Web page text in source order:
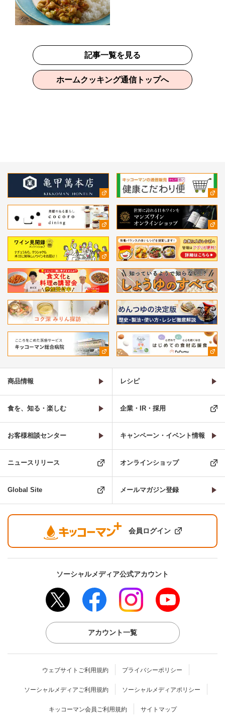
記事一覧を見る
ホームクッキング通信トップへ
商品情報 レシピ
食を、知る・楽しむ 企業・IR・採用
お客様相談センター キャンペーン・イベント情報
ニュースリリース オンラインショップ
Global Site メールマガジン登録
会員ログイン
ソーシャルメディア公式アカウント
アカウント一覧
ウェブサイトご利用規約 プライバシーポリシー
ソーシャルメディアご利用規約 ソーシャルメディアポリシー
キッコーマン会員ご利用規約 サイトマップ